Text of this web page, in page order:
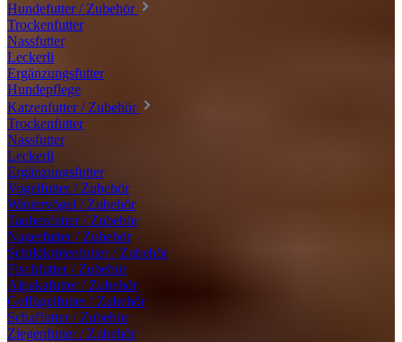
Hundefutter / Zubehör
Trockenfutter
Nassfutter
Leckerli
Ergänzungsfutter
Hundepflege
Katzenfutter / Zubehör
Trockenfutter
Nassfutter
Leckerli
Ergänzungsfutter
Vogelfutter / Zubehör
Wintervögel / Zubehör
Taubenfutter / Zubehör
Nagerfutter / Zubehör
Schildkrötenfutter / Zubehör
Fischfutter / Zubehör
Alpakafutter / Zubehör
Geflügelfutter / Zubehör
Schaffutter / Zubehör
Ziegenfutter / Zubehör